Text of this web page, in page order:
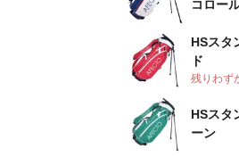
コロー
HSスタ
ド
残りわず
HSスタ
ーン